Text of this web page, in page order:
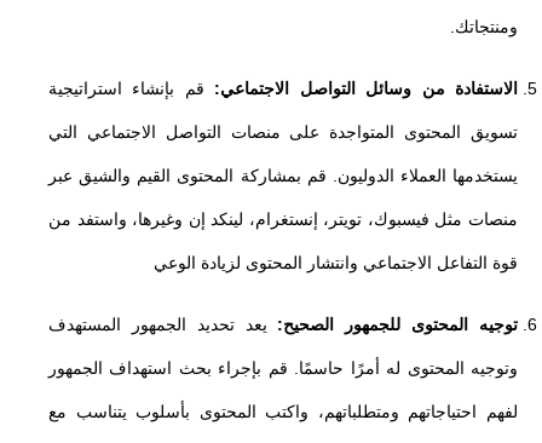
ومنتجاتك.
الاستفادة من وسائل التواصل الاجتماعي: قم بإنشاء استراتيجية
تسويق المحتوى المتواجدة على منصات التواصل الاجتماعي التي
يستخدمها العملاء الدوليون. قم بمشاركة المحتوى القيم والشيق عبر
منصات مثل فيسبوك، تويتر، إنستغرام، لينكد إن وغيرها، واستفد من
قوة التفاعل الاجتماعي وانتشار المحتوى لزيادة الوعي
توجيه المحتوى للجمهور الصحيح: يعد تحديد الجمهور المستهدف
وتوجيه المحتوى له أمرًا حاسمًا. قم بإجراء بحث استهداف الجمهور
لفهم احتياجاتهم ومتطلباتهم، واكتب المحتوى بأسلوب يتناسب مع